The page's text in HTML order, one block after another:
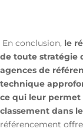
En conclusion, le
de toute stratégie
agences de
technique
ce qui leur permet
classement dans
référencement